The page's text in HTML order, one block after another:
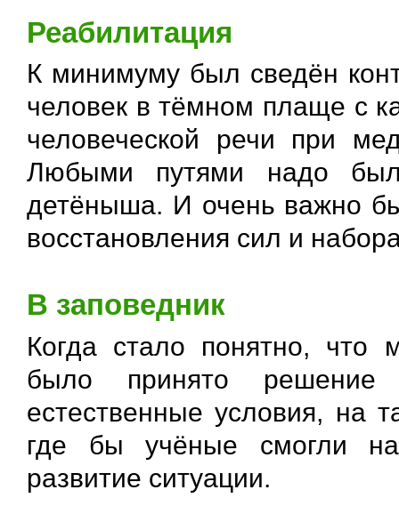
Реабилитация
К минимуму был сведён
человек в тёмном плаще с
человеческой речи при
Любыми путями надо
детёныша. И очень важно
восстановления сил и
В заповедник
Когда стало понятно, что
было принято решение
естественные условия, на
где бы учёные смогли
развитие ситуации.